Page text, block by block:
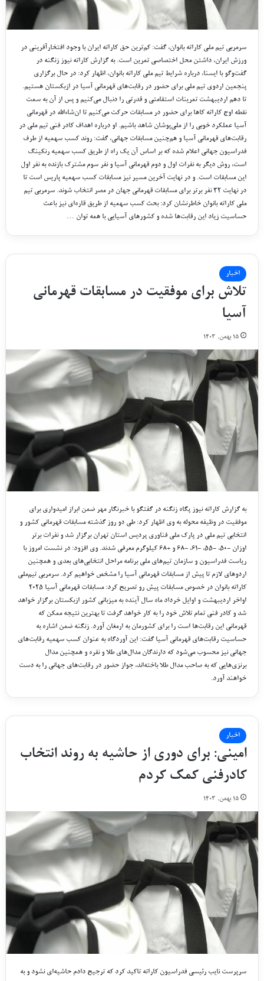
سرمربی تیم ملی کاراته بانوان، گفت: کم‌ترین حق کاراته ایران با وجود افتخارآفرینی در
ورزش ایران، داشتن محل اختصاصی تمرین است. به گزارش کاراته نیوز زنگنه در
گفت‌وگو با ایسنا، درباره شرایط تیم ملی کاراته بانوان، اظهار کرد: در حال برگزاری
پنجمین اردوی تیم ملی برای حضور در رقابت‌های قهرمانی آسیا در ازبکستان هستیم‌.
تا دهم اردیبهشت تمرینات استقامتی و قدرتی را دنبال می‌کنیم و پس از آن به سمت
نقطه اوج کاراته کاها برای حضور در مسابقات حرکت می‌کنیم تا ان‌شاءالله در قهرمانی
آسیا عملکرد خوبی را از ملی‌پوشان شاهد باشیم. او درباره اهداف کادر فنی تیم ملی در
رقابت‌های قهرمانی آسیا و هم‌چنین مسابقات جهانی، گفت: روند کسب سهمیه از طرف
فدراسیون جهانی اعلام شده که بر اساس آن یک راه از طریق کسب سهمیه رنکینگ
است، روش دیگر به نفرات اول و دوم قهرمانی آسیا و نفر سوم مشترک بازنده به نفر اول
این مسابقات است. و در نهایت آخرین مسیر نیز مسابقات کسب سهمیه پاریس است تا
در نهایت ۳۲ نفر برتر برای مسابقات قهرمانی جهان در مصر انتخاب شوند. سرمربی تیم
ملی کاراته بانوان خاطرنشان کرد: بحث کسب سهمیه از طریق قاره‌ای نیز باعث
حساسیت زیاد این رقابت‌ها شده و کشورهای آسیایی با همه توان …
اخبار
تلاش برای موفقیت در مسابقات قهرمانی
آسیا
۱۵ بهمن, ۱۴۰۳
به گزارش کاراته نیوز پگاه زنگنه در گفتگو با خبرنگار مهر ضمن ابراز امیدواری برای
موفقیت در وظیفه محوله به وی اظهار کرد: طی دو روز گذشته مسابقات قهرمانی کشور و
انتخابی تیم ملی در پارک ملی فناوری پردیس استان تهران برگزار شد و نفرات برتر
اوزان -۵۰، -۵۵، -۶۱، -۶۸ و +۶۸ کیلوگرم معرفی شدند. وی افزود: در نشست امروز با
ریاست فدراسیون و سازمان تیم‌های ملی برنامه مراحل انتخابی‌های بعدی و همچنین
اردوهای لازم تا پیش از مسابقات قهرمانی آسیا را مشخص خواهیم کرد. سرمربی تیم‌ملی
کاراته بانوان در خصوص مسابقات پیش رو تصریح کرد: مسابقات قهرمانی آسیا ۲۰۲۵
اواخر اردیبهشت و اوایل خرداد ماه سال آینده به میزبانی کشور ازبکستان برگزار خواهد
شد و کادر فنی تمام تلاش خود را به کار خواهد گرفت تا بهترین نتیجه ممکن که
قهرمانی این رقابت‌ها است را برای کشورمان به ارمغان آورد. زنگنه ضمن اشاره به
حساسیت رقابت‌های قهرمانی آسیا گفت: این آوردگاه به عنوان کسب سهمیه رقابت‌های
جهانی نیز محسوب می‌شود که دارندگان مدال‌های طلا و نقره و همچنین مدال
برنزی‌هایی که به صاحب مدال طلا باخته‌اند، جواز حضور در رقابت‌های جهانی را به دست
خواهند آورد.
اخبار
امینی: برای دوری از حاشیه به روند انتخاب
کادرفنی کمک کردم
۱۵ بهمن, ۱۴۰۳
سرپرست نایب رئیسی فدراسیون کاراته تاکید کرد که ترجیح دادم حاشیه‌ای نشود و به